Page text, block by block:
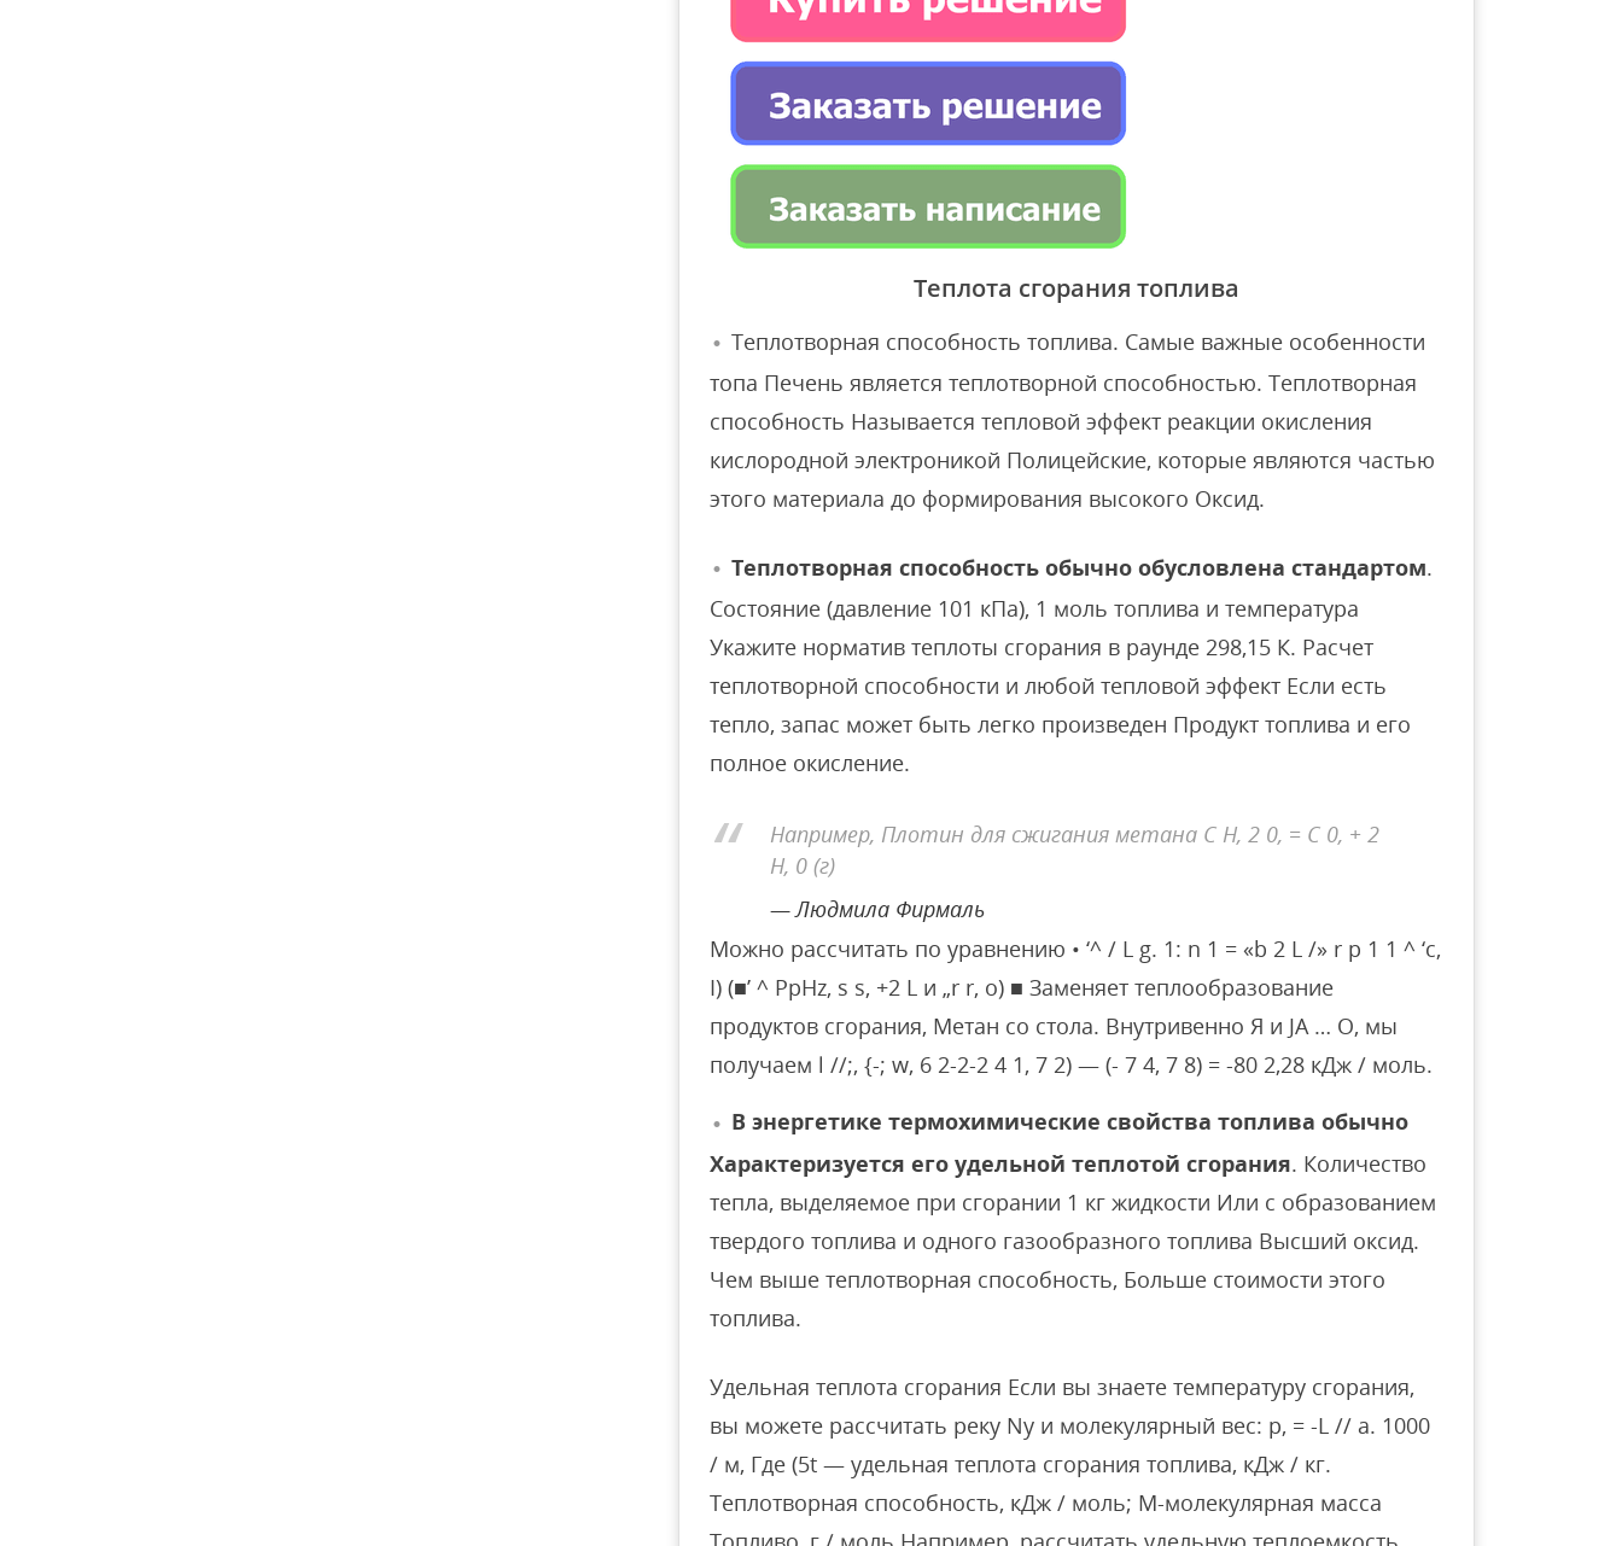
Теплота сгорания топлива
Теплотворная способность топлива. Самые важные особенности
топа Печень является теплотворной способностью. Теплотворная
способность Называется тепловой эффект реакции окисления
кислородной электроникой Полицейские, которые являются частью
этого материала до формирования высокого Оксид.
Теплотворная способность обычно обусловлена ​​стандартом.
Состояние (давление 101 кПа), 1 моль топлива и температура
Укажите норматив теплоты сгорания в раунде 298,15 К. Расчет
теплотворной способности и любой тепловой эффект Если есть
тепло, запас может быть легко произведен Продукт топлива и его
полное окисление.
Например, Плотин для сжигания метана C H, 2 0, = C 0, + 2
H, 0 (г)
Людмила Фирмаль
Можно рассчитать по уравнению • ‘^ / L g. 1: n 1 = «b 2 L /» r p 1 1 ^ ‘c,
I) (■’ ^ PpHz, s s, +2 L и „r r, o) ■ Заменяет теплообразование
продуктов сгорания, Метан со стола. Внутривенно Я и JA … О, мы
получаем l //;, {-; w, 6 2-2-2 4 1, 7 2) — (- 7 4, 7 8) = -80 2,28 кДж / моль.
В энергетике термохимические свойства топлива обычно
Характеризуется его удельной теплотой сгорания. Количество
тепла, выделяемое при сгорании 1 кг жидкости Или с образованием
твердого топлива и одного газообразного топлива Высший оксид.
Чем выше теплотворная способность, Больше стоимости этого
топлива.
Удельная теплота сгорания Если вы знаете температуру сгорания,
вы можете рассчитать реку Ny и молекулярный вес: p, = -L // a. 1000
/ м, Где (5t — удельная теплота сгорания топлива, кДж / кг.
Теплотворная способность, кДж / моль; М-молекулярная масса